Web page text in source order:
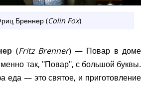
Бреннер (Colin Fox)
(Fritz Brenner) — Повар в доме
так, "Повар", с большой буквы.
еда — это святое, и приготовление